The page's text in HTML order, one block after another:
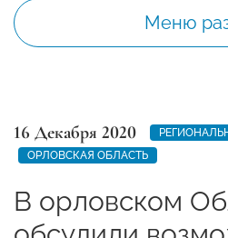
Меню
16 Декабря 2020
ОРЛОВСКАЯ ОБЛАСТЬ
В орловском